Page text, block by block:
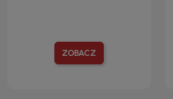
ZOBACZ